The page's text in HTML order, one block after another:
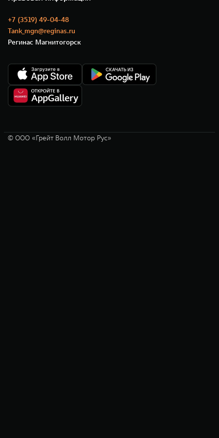
+7 (3519) 49-04-48
Tank_mgn@reginas.ru
Регинас Магнитогорск
© ООО «Грейт Волл Мотор Рус»